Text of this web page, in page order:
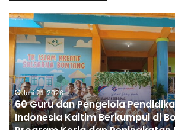
6
G
u
r
u
d
a
n
Juni 21, 2026
60 Guru dan Pengelola
Indonesia Kaltim Berkumpul di